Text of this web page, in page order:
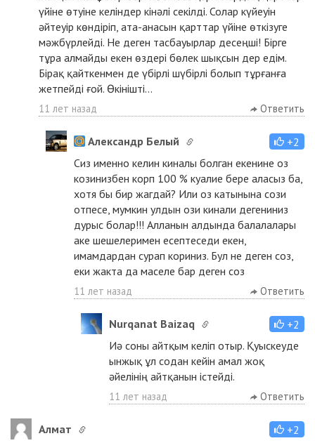
үйіне өтуіне келіндер кінәлі секілді. Солар күйеуін
әйтеуір көндіріп, ата-анасын қарттар үйіне өткізуге
мәжбүрлейді. Не деген тасбауырлар десеңші! Бірге
тұра алмайды екен өздері бөлек шықсын дер едім.
Бірақ қайткенмен де үбірлі шүбірлі болып тұрғанға
жетпейді ғой. Өкінішті...
11 лет назад Ответить
Александр Белый
+2
Сиз именно келин киналы болган екенине оз
козинизбен корп 100 % куалие бере аласыз ба,
хотя бы бир жагдай? Или оз катынына сози
отпесе, мумкин улдын ози кинали дегениниз
дурыс болар!!! Алланын алдында балалалары
аке шешелеримен есептеседи екен,
имамдардан сурап кориниз. Бул не деген соз,
еки жакта да маселе бар деген соз
11 лет назад Ответить
Nurqanat Baizaq
+2
Иә соны айтқым келіп отыр. Қуыскеуде
ынжық ұл содан кейін амал жоқ
әйелінің айтқанын істейді.
11 лет назад Ответить
Aлмат
+2